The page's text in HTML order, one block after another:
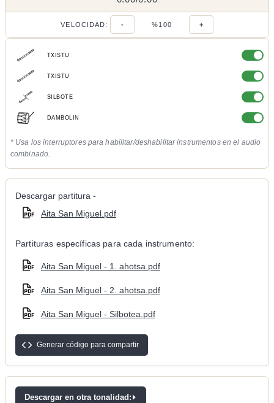
VELOCIDAD: - %100 +
TXISTU
TXISTU
SILBOTE
DAMBOLIN
* Usa los interruptores para habilitar/deshabilitar instrumentos en el audio
combinado.
Descargar partitura -
Aita San Miguel.pdf
Partituras específicas para cada instrumento:
Aita San Miguel - 1. ahotsa.pdf
Aita San Miguel - 2. ahotsa.pdf
Aita San Miguel - Silbotea.pdf
Generar código para compartir
Descargar en otra tonalidad: